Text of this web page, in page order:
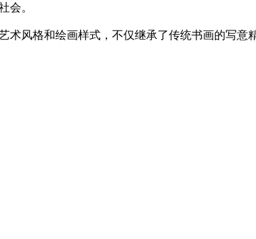
会。
风格和绘画样式，不仅继承了传统书画的写